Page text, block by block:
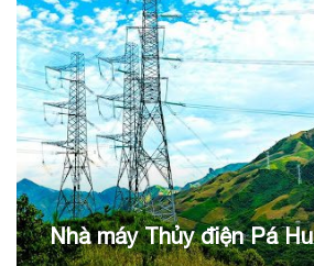
Nhà máy Thủy điện Pá Hu